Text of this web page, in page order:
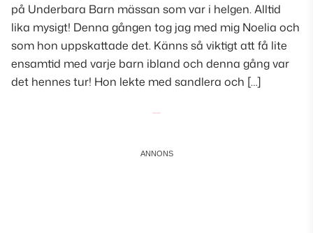
på Underbara Barn mässan som var i helgen. Alltid
lika mysigt! Denna gången tog jag med mig Noelia och
som hon uppskattade det. Känns så viktigt att få lite
ensamtid med varje barn ibland och denna gång var
det hennes tur! Hon lekte med sandlera och […]